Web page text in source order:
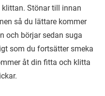
Stönar till innan
så du lättare kommer
och börjar sedan suga
som du fortsätter smeka
åt din fitta och klitta